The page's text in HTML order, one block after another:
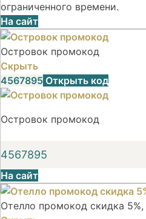
ограниченного времени.
На сайт
Островок промокод
Скрыть
4567895 Открыть код
Островок промокод
4567895
На сайт
Отелло промокод скидка